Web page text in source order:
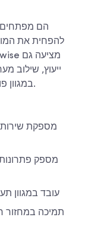
הם מפתחים
להפחית את
ייעוץ, שילוב
ארוכי טווח של פתרונות BPA במגוון פונקציות עסקיות.
מספקת
מספק
עובד במגוון
תמיכה במחזור